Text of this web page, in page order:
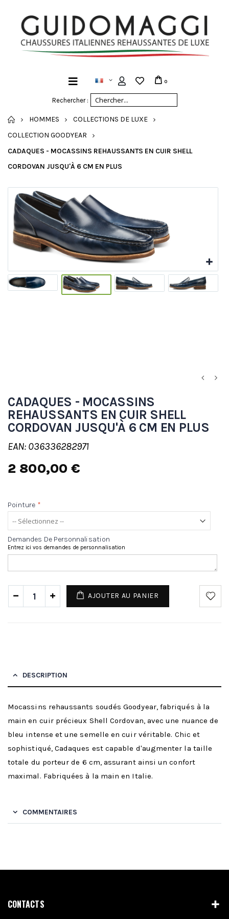
Rechercher :
0
ACCUEIL
HOMMES
COLLECTIONS DE LUXE
COLLECTION GOODYEAR
CADAQUES - MOCASSINS REHAUSSANTS EN CUIR SHELL
CORDOVAN JUSQU'À 6 CM EN PLUS
CADAQUES - MOCASSINS
REHAUSSANTS EN CUIR SHELL
CORDOVAN JUSQU'À 6 CM EN PLUS
EAN: 036336282971
2 800,00 €
Pointure *
Demandes De Personnalisation
Entrez ici vos demandes de personnalisation
AJOUTER AU PANIER
DESCRIPTION
Mocassins rehaussants soudés Goodyear, fabriqués à la
main en cuir précieux Shell Cordovan, avec une nuance de
bleu intense et une semelle en cuir véritable. Chic et
sophistiqué, Cadaques est capable d'augmenter la taille
totale du porteur de 6 cm, assurant ainsi un confort
maximal. Fabriquées à la main en Italie.
COMMENTAIRES
CONTACTS